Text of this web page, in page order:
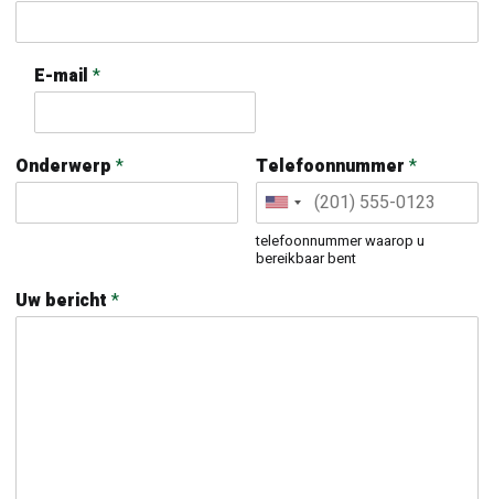
E-mail*
Onderwerp* Telefoonnummer*
telefoonnummer waarop u
bereikbaar bent
Uw bericht*